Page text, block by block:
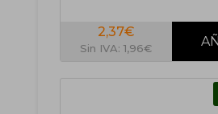
2,37€
Sin IVA: 1,96€